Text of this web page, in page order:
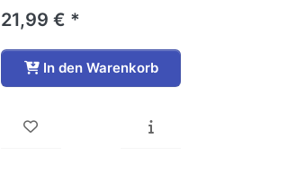
21,99 € *
In den Warenkorb